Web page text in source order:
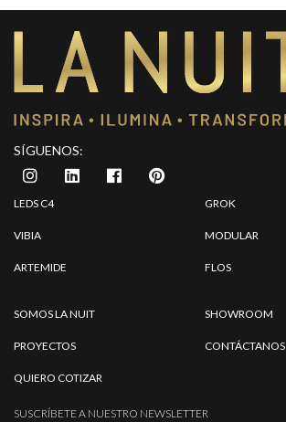
SÍGUENOS:
SOMOS LA NUIT SHOWROOM
PROYECTOS CONTÁCTANOS
QUIERO COTIZAR
LEDS C4 GROK
VIBIA MODULAR
ARTEMIDE FLOS
SUSCRÍBETE A NUESTRO NEWSLETTER